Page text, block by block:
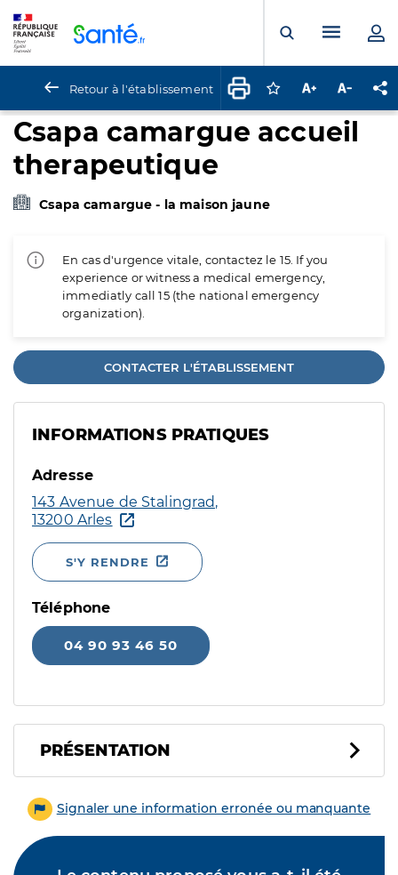
Ouvrir laMenu
Retour à l'établissement Connectez-vous
Augmenter la
Csapa camargue accueil
therapeutique
Csapa camargue - la maison jaune
En cas d'urgence vitale, contactez le 15. If you
experience or witness a medical emergency,
immediatly call 15 (the national emergency
organization).
CONTACTER L'ÉTABLISSEMENT
INFORMATIONS PRATIQUES
Adresse
143 Avenue de Stalingrad,
13200 Arles
S'Y RENDRE
Téléphone
04 90 93 46 50
PRÉSENTATION
Signaler une information erronée ou manquante